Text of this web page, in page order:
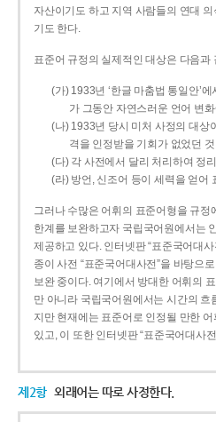
자산이기도 하고 지역 사람들의 연대
기도 한다.
표준어 규정의 실제적인 대상은 다음과
(가) 1933년 ‘한글 마춤법 통일안’
가 그동안 자연스러운 언어 변
(나) 1933년 당시 미처 사정의 대상
격을 인정받을 기회가 없었던 것
(다) 각 사전에서 달리 처리하여 정
(라) 방언, 신조어 등이 세력을 얻어
그러나 수많은 어휘의 표준어형을 규정
한계를 보완하고자 국립국어원에서는
제공하고 있다. 인터넷판 “표준국어대
종이 사전 “표준국어대사전”을 바탕으
보완 중이다. 여기에서 방대한 어휘의
만 아니라 국립국어원에서는 시간의 흐
지만 현재에는 표준어로 인정될 만한
있고, 이 또한 인터넷판 “표준국어대사
제2항 외래어는 따로 사정한다.